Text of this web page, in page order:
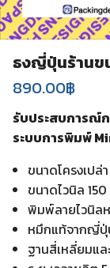
ธงญี่ปุ่นร้านข
890.00฿
รับประสบการณ์
ระบบการพิมพ์
ขนาดโครงเปล่
ขนาดไวนิล
พิมพ์ลายไวนิล
หมึกแท้จากญี่
ฐานสี่เหลี่ยมแล